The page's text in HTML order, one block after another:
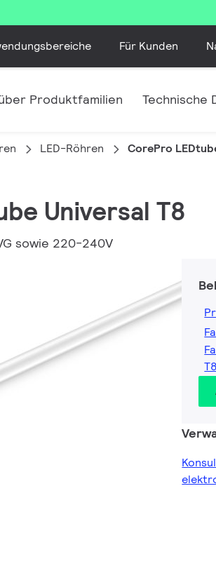
Für Kunden
Produktfamilien Technische
LED-Röhren CorePro
Universal T8
sowie 220-240V
T8